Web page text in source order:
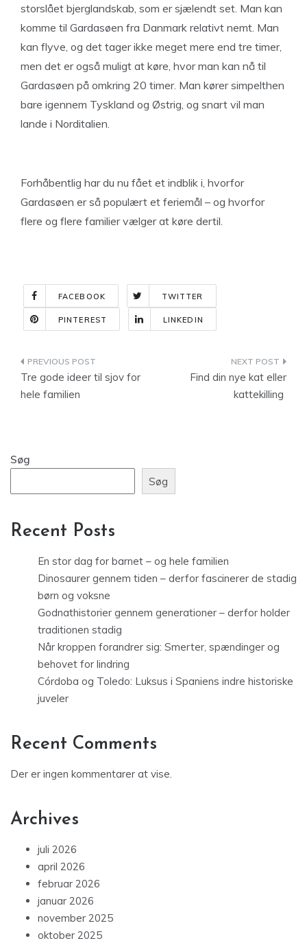
storslået bjerglandskab, som er sjælendt set. Man kan
komme til Gardasøen fra Danmark relativt nemt. Man
kan flyve, og det tager ikke meget mere end tre timer,
men det er også muligt at køre, hvor man kan nå til
Gardasøen på omkring 20 timer. Man kører simpelthen
bare igennem Tyskland og Østrig, og snart vil man
lande i Norditalien.
Forhåbentlig har du nu fået et indblik i, hvorfor
Gardasøen er så populært et feriemål – og hvorfor
flere og flere familier vælger at køre dertil.
FACEBOOK TWITTER
PINTEREST LINKEDIN
Indlægsnavigation
Tre gode ideer til sjov for
hele familien
Find din nye kat eller
kattekilling
Søg
Søg
Recent Posts
En stor dag for barnet – og hele familien
Dinosaurer gennem tiden – derfor fascinerer de stadig
børn og voksne
Godnathistorier gennem generationer – derfor holder
traditionen stadig
Når kroppen forandrer sig: Smerter, spændinger og
behovet for lindring
Córdoba og Toledo: Luksus i Spaniens indre historiske
juveler
Recent Comments
Der er ingen kommentarer at vise.
Archives
juli 2026
april 2026
februar 2026
januar 2026
november 2025
oktober 2025